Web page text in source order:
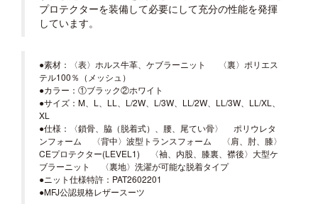
プロテクターを装備して必要にして充分の性能を発揮
しています。
●素材：〈表〉ホルス牛革、ケブラーニット 〈裏〉ポリエス
テル100％（メッシュ）
●カラー：①ブラック②ホワイト
●サイズ：M、L、LL、L/2W、L/3W、LL/2W、LL/3W、LL/XL、
XL
●仕様：〈鎖骨、脇（脱着式）、腰、尾てい骨〉 ポリウレタ
ンフォーム 〈背中〉波型トランスフォーム 〈肩、肘、膝〉
CEプロテクター(LEVEL1) 〈袖、内股、膝裏、襟後〉大型ケ
ブラーニット 〈裏地〉洗濯が可能な脱着タイプ
●ニット仕様特許：PAT2602201
●MFJ公認規格レザースーツ